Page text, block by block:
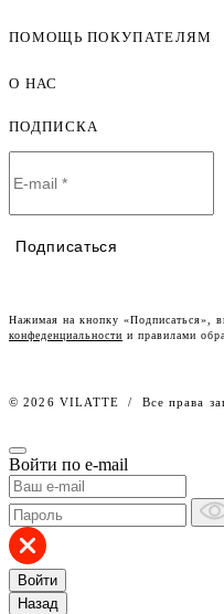
Женская одежда оптом
ПОМОЩЬ ПОКУПАТЕЛЯМ
Оплата и доставка
Договор-оферта
Условия сотрудничества
О НАС
Lookbook
Работа в компании
ПОДПИСКА
Подписаться
Нажимая на кнопку «Подписаться»,
конфеденциальности и правилами
© 2026 VILATTE / Все права
Войти по e-mail
Войти
Назад